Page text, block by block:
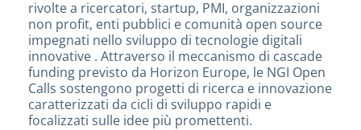
tecnologie
digitali
aperte
e
innovative
rivolte a ricercatori, startup, PMI, organizzazioni
non profit, enti pubblici e comunità open source
impegnati nello sviluppo di tecnologie digitali
innovative . Attraverso il meccanismo di cascade
funding previsto da Horizon Europe, le NGI Open
Calls sostengono progetti di ricerca e innovazione
caratterizzati da cicli di sviluppo rapidi e
focalizzati sulle idee più promettenti.